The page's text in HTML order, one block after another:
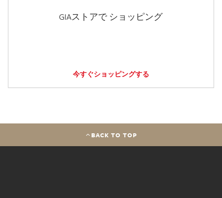
GIAストアで ショッピング
今すぐショッピングする
BACK TO TOP